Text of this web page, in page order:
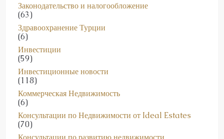
Законодательство и налогообложение
(63)
Здравоохранение Турции
(6)
Инвестиции
(59)
Инвестиционные новости
(118)
Коммерческая Недвижимость
(6)
Консультации по Недвижимости от Ideal Estates
(70)